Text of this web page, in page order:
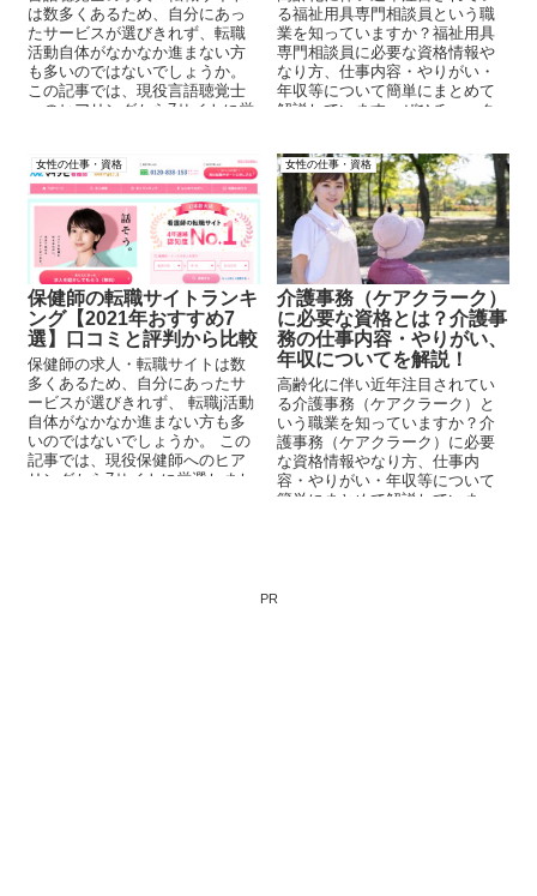
は数多くあるため、自分にあっ
たサービスが選びきれず、転職
活動自体がなかなか進まない方
も多いのではないでしょうか。
この記事では、現役言語聴覚士
へのヒアリングから7サイトに厳
談してみましょう。
る福祉用具専門相談員という職
業を知っていますか？福祉用具
専門相談員に必要な資格情報や
なり方、仕事内容・やりがい・
年収等について簡単にまとめて
解説しています。ぜひチェック
女性の仕事・資格
保健師の転職サイトランキ
ング【2021年おすすめ7
選】口コミと評判から比較
保健師の求人・転職サイトは数
多くあるため、自分にあったサ
ービスが選びきれず、 転職j活動
自体がなかなか進まない方も多
いのではないでしょうか。 この
記事では、現役保健師へのヒア
リングから7サイトに厳選しまし
女性の仕事・資格
介護事務（ケアクラーク）
に必要な資格とは？介護事
務の仕事内容・やりがい、
年収についてを解説！
高齢化に伴い近年注目されてい
る介護事務（ケアクラーク）と
いう職業を知っていますか？介
護事務（ケアクラーク）に必要
な資格情報やなり方、仕事内
容・やりがい・年収等について
簡単にまとめて解説していま
PR